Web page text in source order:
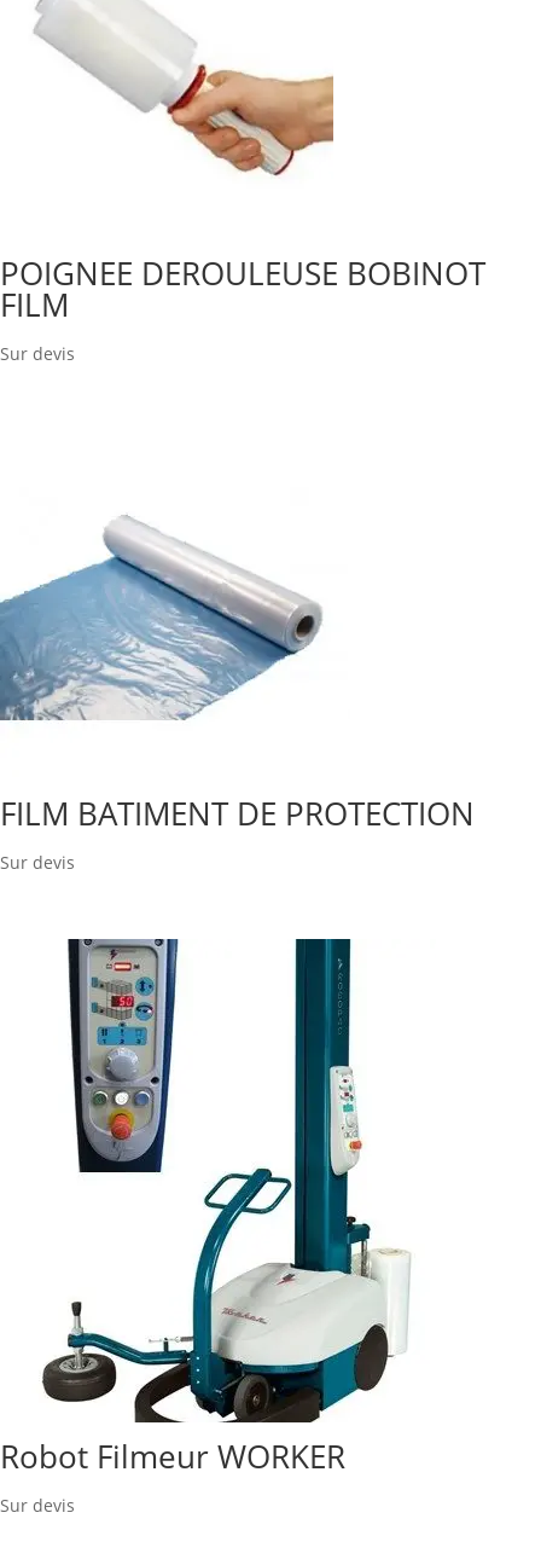
POIGNEE DEROULEUSE BOBINOT
FILM
Sur devis
FILM BATIMENT DE PROTECTION
Sur devis
Robot Filmeur WORKER
Sur devis